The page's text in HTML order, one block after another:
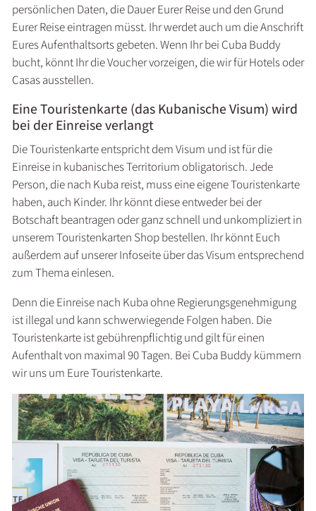
persönlichen Daten, die Dauer Eurer Reise und den Grund
Eurer Reise eintragen müsst. Ihr werdet auch um die Anschrift
Eures Aufenthaltsorts gebeten. Wenn Ihr bei Cuba Buddy
bucht, könnt Ihr die Voucher vorzeigen, die wir für Hotels oder
Casas ausstellen.
Eine Touristenkarte (das Kubanische Visum) wird
bei der Einreise verlangt
Die Touristenkarte entspricht dem Visum und ist für die
Einreise in kubanisches Territorium obligatorisch. Jede
Person, die nach Kuba reist, muss eine eigene Touristenkarte
haben, auch Kinder. Ihr könnt diese entweder bei der
Botschaft beantragen oder ganz schnell und unkompliziert in
unserem Touristenkarten Shop bestellen. Ihr könnt Euch
außerdem auf unserer Infoseite über das Visum entsprechend
zum Thema einlesen.
Denn die Einreise nach Kuba ohne Regierungsgenehmigung
ist illegal und kann schwerwiegende Folgen haben. Die
Touristenkarte ist gebührenpflichtig und gilt für einen
Aufenthalt von maximal 90 Tagen. Bei Cuba Buddy kümmern
wir uns um Eure Touristenkarte.